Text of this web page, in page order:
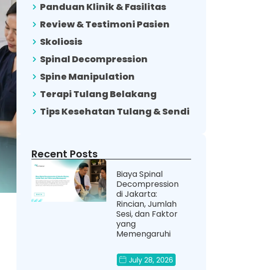
Panduan Klinik & Fasilitas
Review & Testimoni Pasien
Skoliosis
Spinal Decompression
Spine Manipulation
Terapi Tulang Belakang
Tips Kesehatan Tulang & Sendi
Recent Posts
Biaya Spinal
Decompression
di Jakarta:
Rincian, Jumlah
Sesi, dan Faktor
yang
Memengaruhi
July 28, 2026